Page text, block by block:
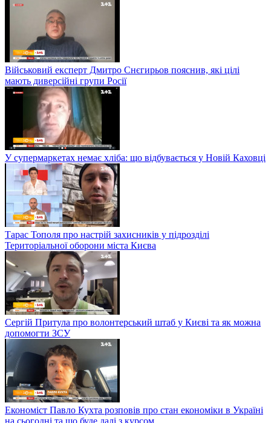
Військовий експерт Дмитро Снєгирьов пояснив, які цілі
мають диверсійні групи Росії
У супермаркетах немає хліба: що відбувається у Новій Каховці
Тарас Тополя про настрій захисників у підрозділі
Територіальної оборони міста Києва
Сергій Притула про волонтерський штаб у Києві та як можна
допомогти ЗСУ
Економіст Павло Кухта розповів про стан економіки в Україні
на сьогодні та що буде далі з курсом